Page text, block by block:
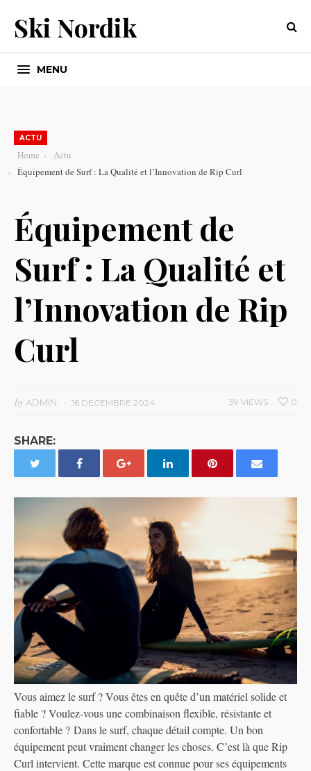
Ski Nordik
MENU
ACTU
Home
Actu
Équipement de Surf : La Qualité et l’Innovation de Rip Curl
Équipement de
Surf : La Qualité et
l’Innovation de Rip
Curl
byADMIN 16 DÉCEMBRE 2024 0
39 VIEWS
SHARE:
Vous aimez le surf ? Vous êtes en quête d’un matériel solide et
fiable ? Voulez-vous une combinaison flexible, résistante et
confortable ? Dans le surf, chaque détail compte. Un bon
équipement peut vraiment changer les choses. C’est là que Rip
Curl intervient. Cette marque est connue pour ses équipements